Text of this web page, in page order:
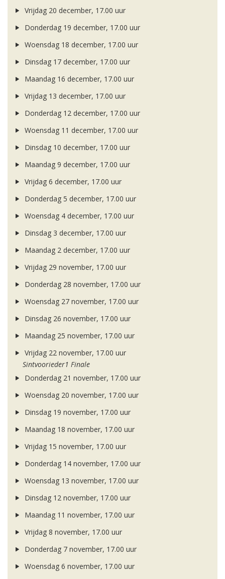
Vrijdag 20 december, 17.00 uur
Donderdag 19 december, 17.00 uur
Woensdag 18 december, 17.00 uur
Dinsdag 17 december, 17.00 uur
Maandag 16 december, 17.00 uur
Vrijdag 13 december, 17.00 uur
Donderdag 12 december, 17.00 uur
Woensdag 11 december, 17.00 uur
Dinsdag 10 december, 17.00 uur
Maandag 9 december, 17.00 uur
Vrijdag 6 december, 17.00 uur
Donderdag 5 december, 17.00 uur
Woensdag 4 december, 17.00 uur
Dinsdag 3 december, 17.00 uur
Maandag 2 december, 17.00 uur
Vrijdag 29 november, 17.00 uur
Donderdag 28 november, 17.00 uur
Woensdag 27 november, 17.00 uur
Dinsdag 26 november, 17.00 uur
Maandag 25 november, 17.00 uur
Vrijdag 22 november, 17.00 uur
Sintvoorieder1 Finale
Donderdag 21 november, 17.00 uur
Woensdag 20 november, 17.00 uur
Dinsdag 19 november, 17.00 uur
Maandag 18 november, 17.00 uur
Vrijdag 15 november, 17.00 uur
Donderdag 14 november, 17.00 uur
Woensdag 13 november, 17.00 uur
Dinsdag 12 november, 17.00 uur
Maandag 11 november, 17.00 uur
Vrijdag 8 november, 17.00 uur
Donderdag 7 november, 17.00 uur
Woensdag 6 november, 17.00 uur